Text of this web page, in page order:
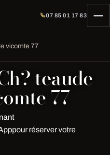
07 85 01 17 83
vicomte 77
teaude
77
réserver votre